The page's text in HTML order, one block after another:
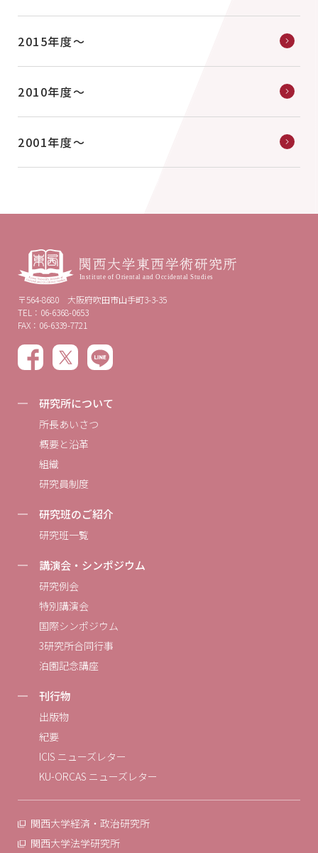
2015年度〜
2010年度〜
2001年度〜
〒564-8680 大阪府吹田市山手町3-3-35
TEL：06-6368-0653
FAX：06-6339-7721
研究所について
所長あいさつ
概要と沿革
組織
研究員制度
研究班のご紹介
研究班一覧
講演会・シンポジウム
研究例会
特別講演会
国際シンポジウム
3研究所合同行事
泊園記念講座
刊行物
出版物
紀要
ICIS ニューズレター
KU-ORCAS ニューズレター
関西大学経済・政治研究所
関西大学法学研究所